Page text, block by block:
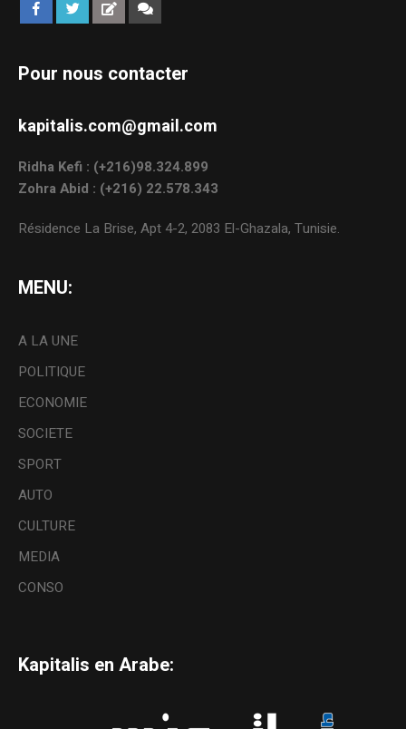
Pour nous contacter
kapitalis.com@gmail.com
Ridha Kefi : (+216)98.324.899
Zohra Abid : (+216) 22.578.343
Résidence La Brise, Apt 4-2, 2083 El-Ghazala, Tunisie.
MENU:
A LA UNE
POLITIQUE
ECONOMIE
SOCIETE
SPORT
AUTO
CULTURE
MEDIA
CONSO
Kapitalis en Arabe: